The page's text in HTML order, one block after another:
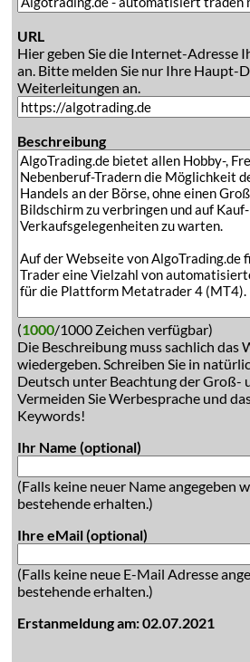
URL
Hier geben Sie die Internet-Adresse
an. Bitte melden Sie nur Ihre Haupt-
Weiterleitungen an.
Beschreibung
(1000/1000 Zeichen verfügbar)
Die Beschreibung muss sachlich das
wiedergeben. Schreiben Sie in
Deutsch unter Beachtung der Groß-
Vermeiden Sie Werbesprache und
Keywords!
Ihr Name (optional)
(Falls keine neuer Name angegeben
bestehende erhalten.)
Ihre eMail (optional)
(Falls keine neue E-Mail Adresse
bestehende erhalten.)
Erstanmeldung am: 02.07.2021